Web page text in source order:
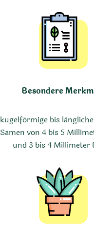
Besondere
kugelförmige bis
Samen von 4 bis 5
und 3 bis 4 Millimeter